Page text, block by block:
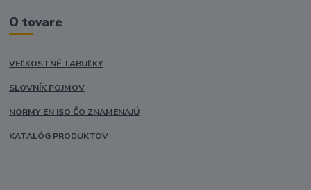
O tovare
VEĽKOSTNÉ TABUĽKY
SLOVNÍK POJMOV
NORMY EN ISO ČO ZNAMENAJÚ
KATALÓG PRODUKTOV